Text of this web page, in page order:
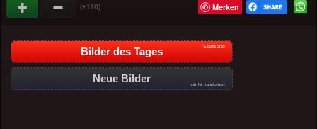
(+110) Merken
Bilder des Tages Startseite
Neue Bilder
nicht moderiert